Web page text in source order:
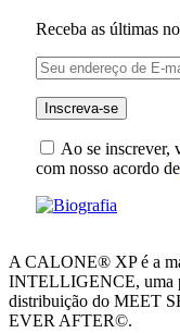
Receba as últimas
Ao se inscrever,
com nosso acordo de
A CALONE® XP é a
INTELLIGENCE, uma
distribuição do MEET
EVER AFTER©.